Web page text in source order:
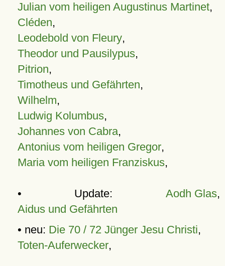
Julian vom heiligen Augustinus Martinet,
Cléden,
Leodebold von Fleury,
Theodor und Pausilypus,
Pitrion,
Timotheus und Gefährten,
Wilhelm,
Ludwig Kolumbus,
Johannes von Cabra,
Antonius vom heiligen Gregor,
Maria vom heiligen Franziskus,
• Update: Aodh Glas,
Aidus und Gefährten
• neu: Die 70 / 72 Jünger Jesu Christi,
Toten-Auferwecker,